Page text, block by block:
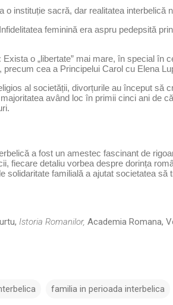
o instituție sacră, dar realitatea interbelică
Infidelitatea feminină era aspru pedepsită
Exista o „libertate” mai mare, în special în
precum cea a Principelui Carol cu Elena
al societății, divorțurile au început să
având loc în primii cinci ani de
a fost un amestec fascinant de
fiecare detaliu vorbea despre dorința
solidaritate familială a ajutat societatea
Istoria Romanilor, Academia Romana,
familia in perioada interbelica